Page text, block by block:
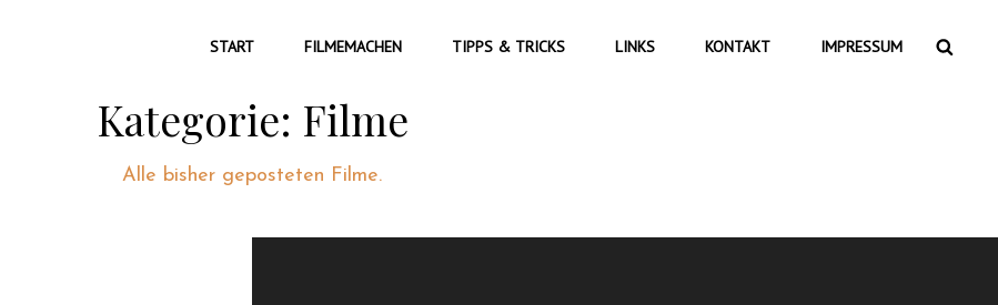
START FILMEMACHEN TIPPS & TRICKS LINKS KONTAKT IMPRESSUM
Kategorie: Filme
Alle bisher geposteten Filme.